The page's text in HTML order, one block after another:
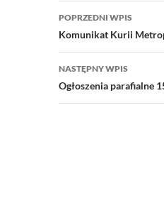
Nawigacja
wpisu
POPRZEDNI WPIS
Komunikat Kurii
NASTĘPNY WPIS
Ogłoszenia parafialne